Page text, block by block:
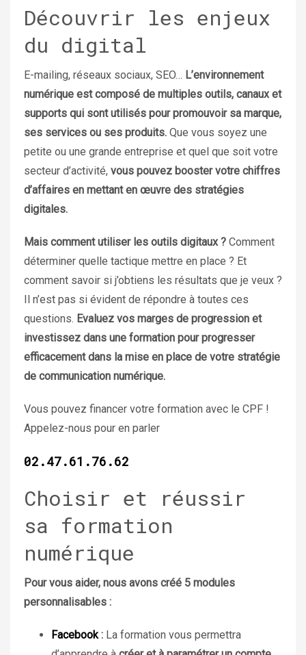
Découvrir les enjeux
du digital
E-mailing, réseaux sociaux, SEO… L’environnement
numérique est composé de multiples outils, canaux et
supports qui sont utilisés pour promouvoir sa marque,
ses services ou ses produits. Que vous soyez une
petite ou une grande entreprise et quel que soit votre
secteur d’activité, vous pouvez booster votre chiffres
d’affaires en mettant en œuvre des stratégies
digitales.
Mais comment utiliser les outils digitaux ? Comment
déterminer quelle tactique mettre en place ? Et
comment savoir si j’obtiens les résultats que je veux ?
Il n’est pas si évident de répondre à toutes ces
questions. Evaluez vos marges de progression et
investissez dans une formation pour progresser
efficacement dans la mise en place de votre stratégie
de communication numérique.
Vous pouvez financer votre formation avec le CPF !
Appelez-nous pour en parler
02.47.61.76.62
Choisir et réussir
sa formation
numérique
Pour vous aider, nous avons créé 5 modules
personnalisables :
Facebook: La formation vous permettra